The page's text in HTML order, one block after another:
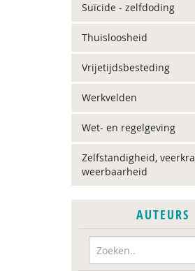
Suïcide - zelfdoding
Thuisloosheid
Vrijetijdsbesteding
Werkvelden
Wet- en regelgeving
Zelfstandigheid,
weerbaarheid
AUTEURS